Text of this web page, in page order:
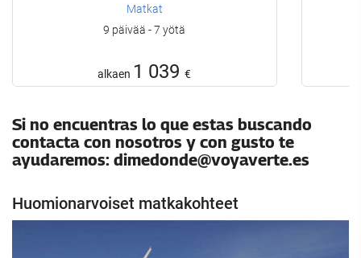
Matkat
9 päivää - 7 yötä
alkaen 1 039€
Si no encuentras lo que estas buscando
contacta con nosotros y con gusto te
ayudaremos: dimedonde@voyaverte.es
Huomionarvoiset matkakohteet